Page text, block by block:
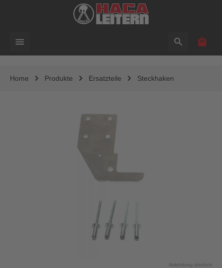
Home Produkte Ersatzteile Steckhaken
Bildergalerie überspringen
Abbildung ähnlich